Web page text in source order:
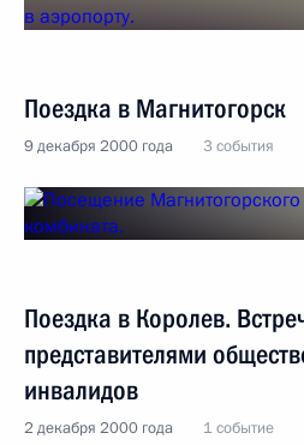
Поездка в Магнитогорск
9 декабря 2000 года 3 события
Поездка в Королев.
представителями
инвалидов
2 декабря 2000 года 1 событие